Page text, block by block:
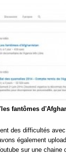
fantômes
des difficultés
également
sur une chaine